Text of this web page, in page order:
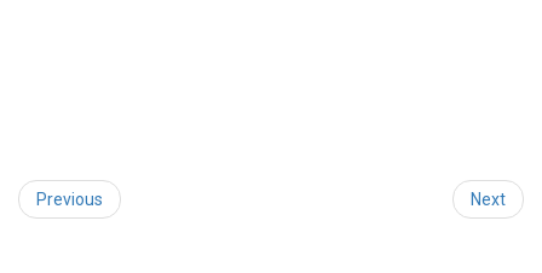
Previous Next